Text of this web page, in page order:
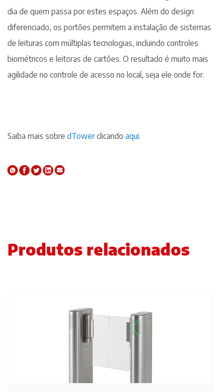
dia de quem passa por estes espaços. Além do design
diferenciado, os portões permitem a instalação de sistemas
de leituras com múltiplas tecnologias, incluindo controles
biométricos e leitoras de cartões. O resultado é muito mais
agilidade no controle de acesso no local, seja ele onde for.
Saiba mais sobre dTowerclicando aqui.
Produtos relacionados